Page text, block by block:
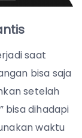
saat
bisa saja
setelah
” bisa dihadapi
waktu